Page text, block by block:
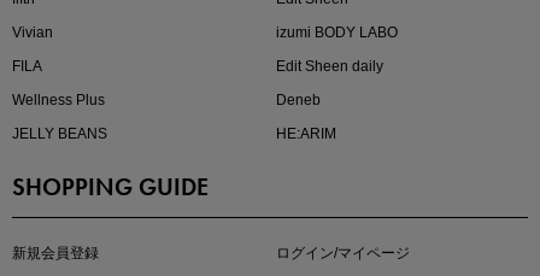
大人の着映えアイテム5選
Vivian
izumi BODY LABO
FILA
Edit Sheen daily
Wellness Plus
Deneb
JELLY BEANS
HE:ARIM
SHOPPING GUIDE
新規会員登録
ログイン/マイページ